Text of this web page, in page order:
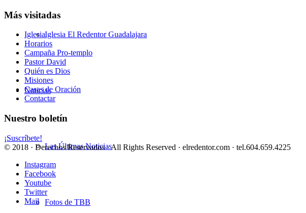
Iglesia El Redentor Guadalajara
Noticias
Las Últimas Noticias
Fotos de TBB
Más visitadas
Iglesia
Horarios
Campaña Pro-templo
Pastor David
Quién es Dios
Misiones
Casas de Oración
Contactar
Nuestro boletín
¡Suscríbete!
© 2018 · Derechos Reservados · All Rights Reserved · elredentor.com · tel.604.659.4225
Instagram
Facebook
Youtube
Twitter
Mail